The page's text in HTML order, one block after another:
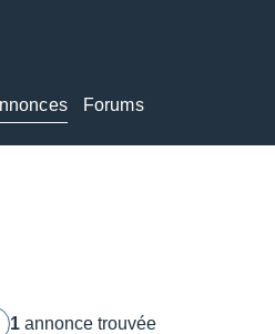
Forums
1 annonce trouvée